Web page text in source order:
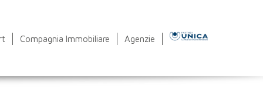
Compagnia Immobiliare Agenzie